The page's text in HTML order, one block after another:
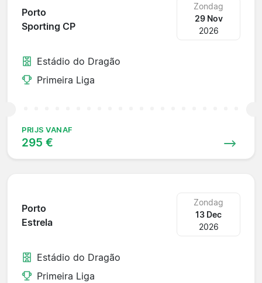
Porto
Sporting CP
Zondag
29 Nov
2026
Estádio do Dragão
Primeira Liga
PRIJS VANAF
295 €
Porto
Estrela
Zondag
13 Dec
2026
Estádio do Dragão
Primeira Liga